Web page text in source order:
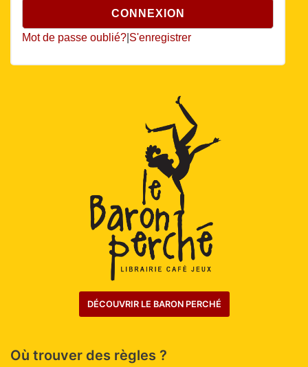
Mot de passe oublié? S'enregistrer
DÉCOUVRIR LE BARON PERCHÉ
Où trouver des règles ?